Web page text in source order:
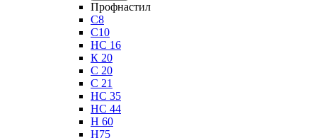
Профнастил
С8
С10
НС 16
К 20
С 20
С 21
НС 35
НС 44
Н 60
Н75